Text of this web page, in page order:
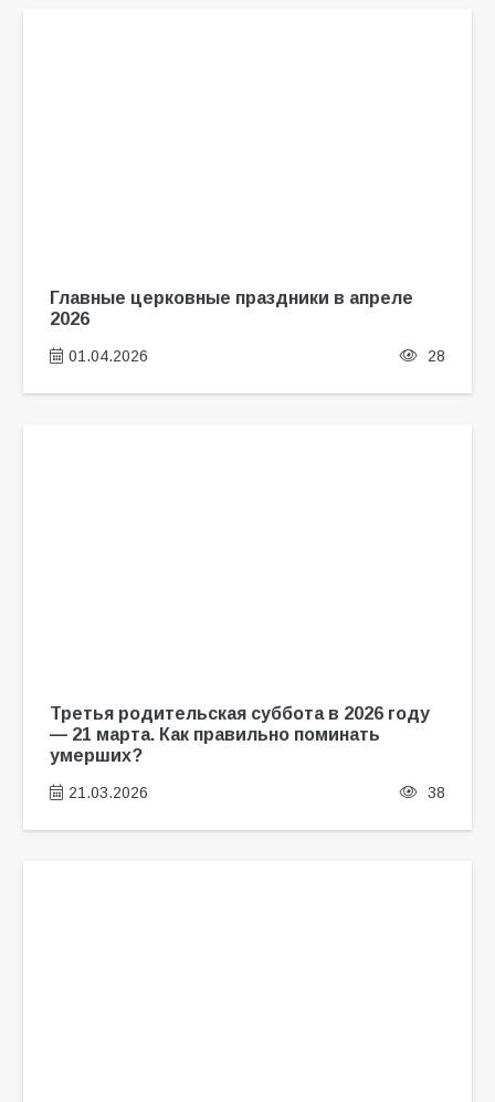
Главные церковные праздники в апреле
2026
01.04.2026 28
Третья родительская суббота в 2026 году
— 21 марта. Как правильно поминать
умерших?
21.03.2026 38